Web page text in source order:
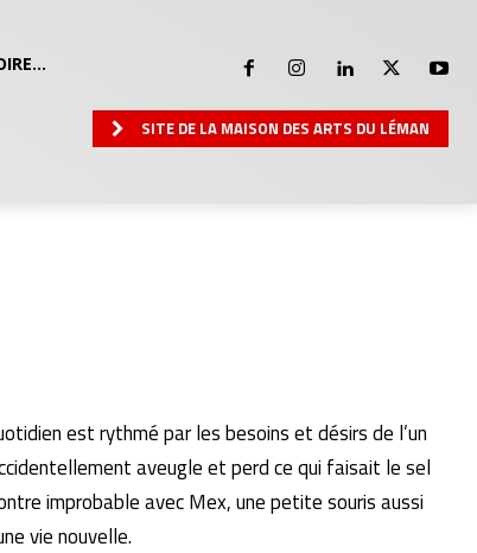
SITE DE LA MAISON DES ARTS DU LÉMAN
est rythmé par les besoins et désirs de l’un
aveugle et perd ce qui faisait le sel
improbable avec Mex, une petite souris aussi
vie nouvelle.